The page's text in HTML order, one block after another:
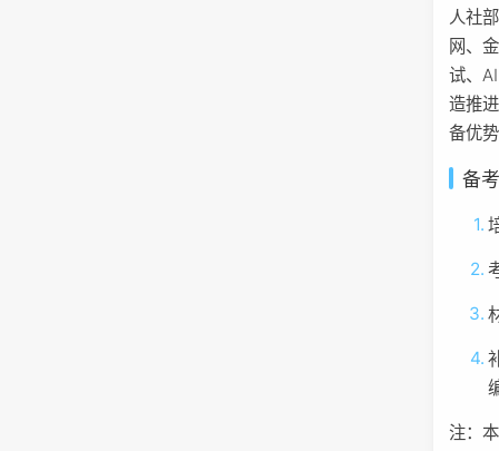
人社
网、
试、
造推
备优
备
注：